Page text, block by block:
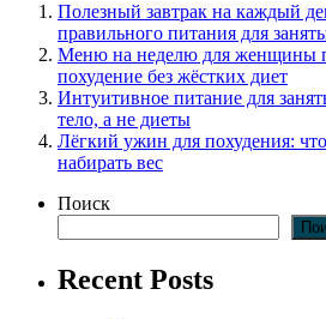
Полезный завтрак на каждый
правильного питания для
Меню на неделю для женщины
похудение без жёстких диет
Интуитивное питание для
тело, а не диеты
Лёгкий ужин для похудения:
набирать вес
Поиск
Recent Posts